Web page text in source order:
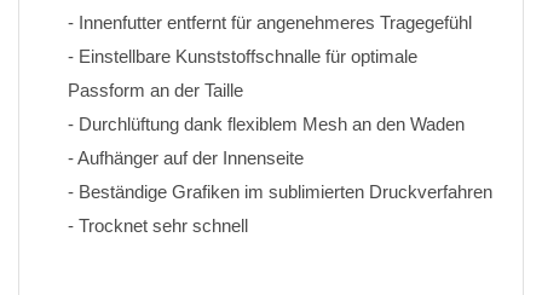
- Innenfutter entfernt für angenehmeres Tragegefühl
- Einstellbare Kunststoffschnalle für optimale
Passform an der Taille
- Durchlüftung dank flexiblem Mesh an den Waden
- Aufhänger auf der Innenseite
- Trocknet sehr schnell